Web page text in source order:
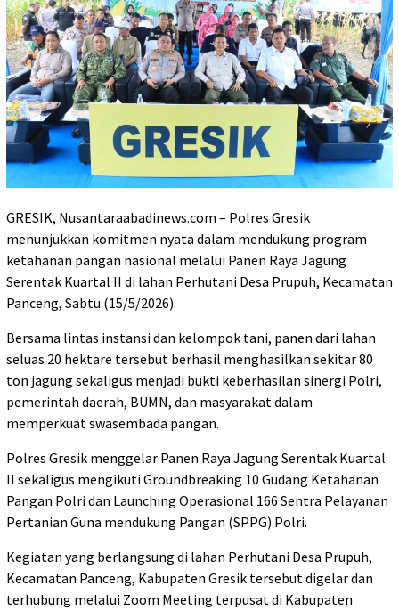
GRESIK, Nusantaraabadinews.com – Polres Gresik
menunjukkan komitmen nyata dalam mendukung program
ketahanan pangan nasional melalui Panen Raya Jagung
Serentak Kuartal II di lahan Perhutani Desa Prupuh, Kecamatan
Panceng, Sabtu (15/5/2026).
Bersama lintas instansi dan kelompok tani, panen dari lahan
seluas 20 hektare tersebut berhasil menghasilkan sekitar 80
ton jagung sekaligus menjadi bukti keberhasilan sinergi Polri,
pemerintah daerah, BUMN, dan masyarakat dalam
memperkuat swasembada pangan.
Polres Gresik menggelar Panen Raya Jagung Serentak Kuartal
II sekaligus mengikuti Groundbreaking 10 Gudang Ketahanan
Pangan Polri dan Launching Operasional 166 Sentra Pelayanan
Pertanian Guna mendukung Pangan (SPPG) Polri.
Kegiatan yang berlangsung di lahan Perhutani Desa Prupuh,
Kecamatan Panceng, Kabupaten Gresik tersebut digelar dan
terhubung melalui Zoom Meeting terpusat di Kabupaten